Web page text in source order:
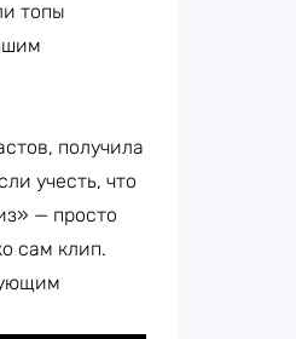
топы
получила
учесть, что
— просто
сам клип.